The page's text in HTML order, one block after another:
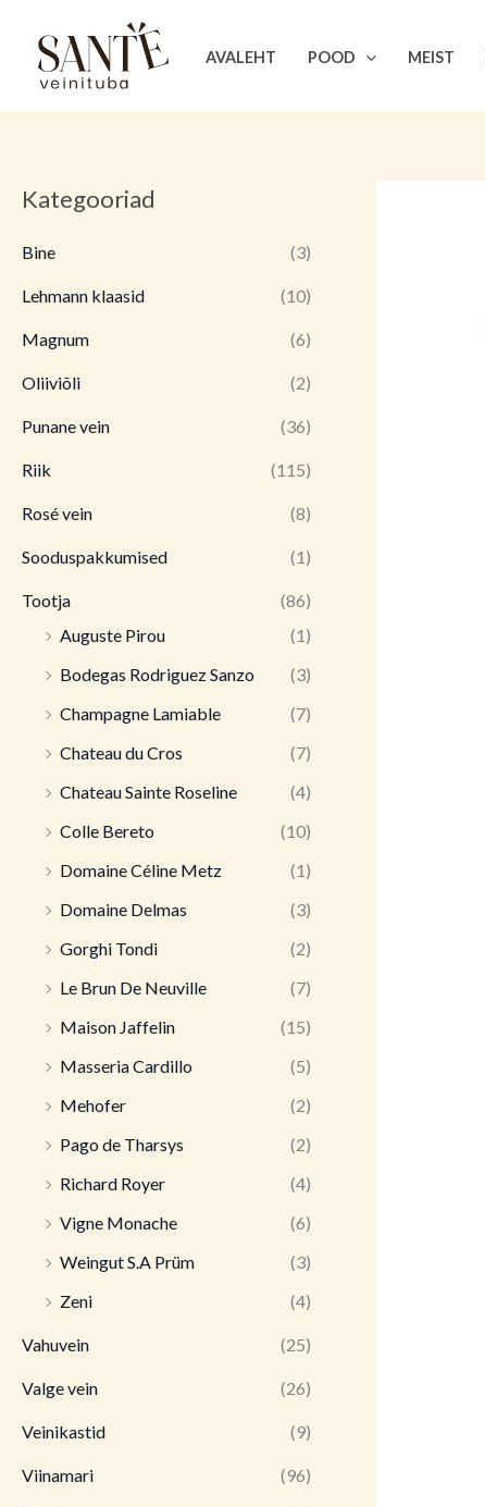
content
AVALEHT POOD MEIST
Kategooriad
Bine (3)
Lehmann klaasid (10)
Magnum (6)
Oliiviõli (2)
Punane vein (36)
Riik (115)
Rosé vein (8)
Sooduspakkumised (1)
Tootja
(86)
Auguste Pirou
(1)
Bodegas Rodriguez Sanzo
(3)
Champagne Lamiable
(7)
Chateau du Cros
(7)
Chateau Sainte Roseline
(4)
Colle Bereto
(10)
Domaine Céline Metz
(1)
Domaine Delmas
(3)
Gorghi Tondi
(2)
Le Brun De Neuville
(7)
Maison Jaffelin
(15)
Masseria Cardillo
(5)
Mehofer
(2)
Pago de Tharsys
(2)
Richard Royer
(4)
Vigne Monache
(6)
Weingut S.A Prüm
(3)
Zeni
(4)
Vahuvein (25)
Valge vein (26)
Veinikastid (9)
Viinamari (96)